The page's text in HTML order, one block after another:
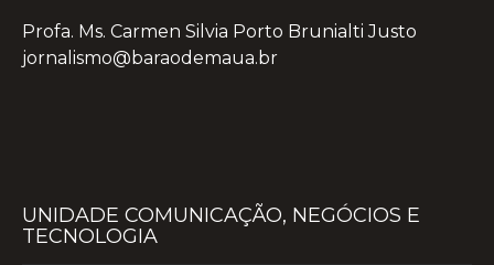
Profa. Ms. Carmen Silvia Porto Brunialti Justo
jornalismo@baraodemaua.br
UNIDADE COMUNICAÇÃO, NEGÓCIOS E
TECNOLOGIA